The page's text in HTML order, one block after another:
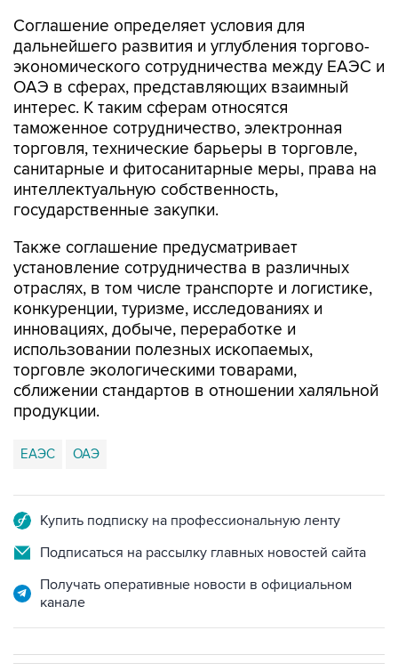
Соглашение определяет условия для
дальнейшего развития и углубления торгово-
экономического сотрудничества между ЕАЭС и
ОАЭ в сферах, представляющих взаимный
интерес. К таким сферам относятся
таможенное сотрудничество, электронная
торговля, технические барьеры в торговле,
санитарные и фитосанитарные меры, права на
интеллектуальную собственность,
государственные закупки.
Также соглашение предусматривает
установление сотрудничества в различных
отраслях, в том числе транспорте и логистике,
конкуренции, туризме, исследованиях и
инновациях, добыче, переработке и
использовании полезных ископаемых,
торговле экологическими товарами,
сближении стандартов в отношении халяльной
продукции.
ЕАЭС ОАЭ
Купить подписку на профессиональную ленту
Подписаться на рассылку главных новостей сайта
Получать оперативные новости в официальном
канале